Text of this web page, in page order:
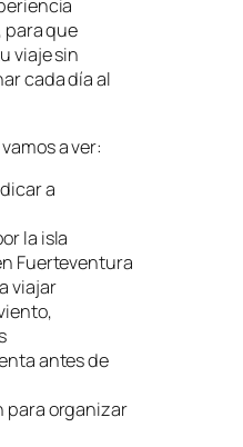
para que
viaje sin
cada día al
a ver:
a
la isla
Fuerteventura
viajar
antes de
para organizar